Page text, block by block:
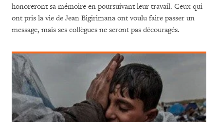
honoreront sa mémoire en poursuivant leur travail. Ceux qui
ont pris la vie de Jean Bigirimana ont voulu faire passer un
message, mais ses collègues ne seront pas découragés.